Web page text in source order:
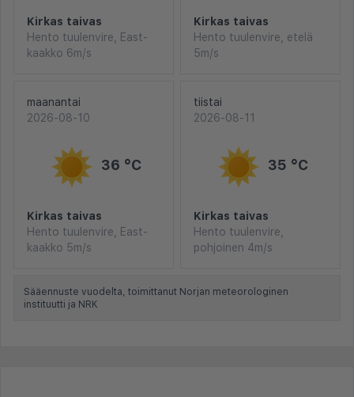
Kirkas taivas
Hento tuulenvire, East-
kaakko 6m/s
Kirkas taivas
Hento tuulenvire, etelä
5m/s
maanantai
2026-08-10
36 °C
Kirkas taivas
Hento tuulenvire, East-
kaakko 5m/s
tiistai
2026-08-11
35 °C
Kirkas taivas
Hento tuulenvire,
pohjoinen 4m/s
Sääennuste vuodelta, toimittanut Norjan meteorologinen
instituutti ja NRK